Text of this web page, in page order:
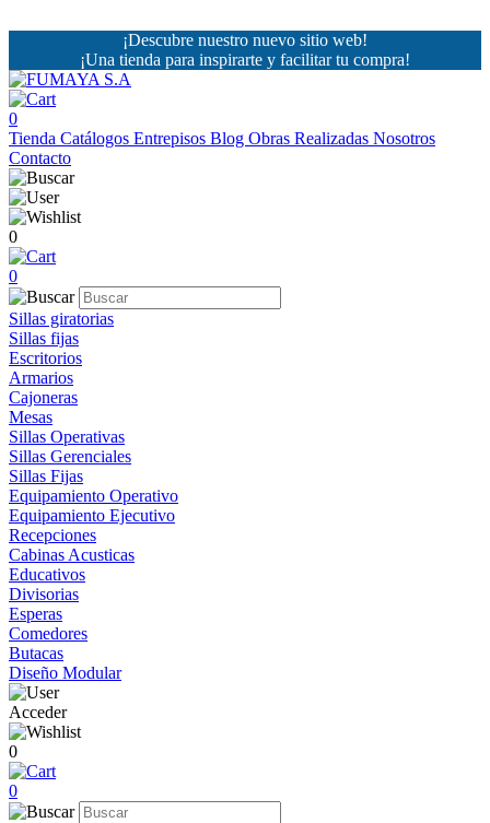
¡Descubre nuestro nuevo sitio web!
¡Una tienda para inspirarte y facilitar tu compra!
0
Tienda Catálogos Entrepisos Blog Obras Realizadas Nosotros
Contacto
0
0
Sillas giratorias
Sillas fijas
Escritorios
Armarios
Cajoneras
Mesas
Sillas Operativas
Sillas Gerenciales
Sillas Fijas
Equipamiento Operativo
Equipamiento Ejecutivo
Recepciones
Cabinas Acusticas
Educativos
Divisorias
Esperas
Comedores
Butacas
Diseño Modular
Acceder
0
0